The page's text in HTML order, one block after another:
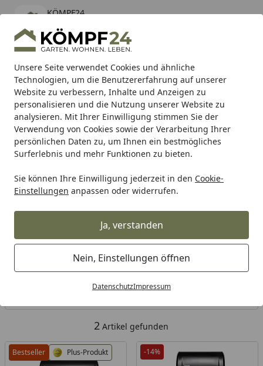
Unsere Seite verwendet Cookies und ähnliche
Technologien, um die Benutzererfahrung auf unserer
Website zu verbessern, Inhalte und Anzeigen zu
personalisieren und die Nutzung unserer Website zu
analysieren. Mit Ihrer Einwilligung stimmen Sie der
Verwendung von Cookies sowie der Verarbeitung Ihrer
persönlichen Daten zu, um Ihnen ein bestmögliches
Surferlebnis und mehr Funktionen zu bieten.
Sie können Ihre Einwilligung jederzeit in den Cookie-
Einstellungen anpassen oder widerrufen.
Ja, verstanden
Nein, Einstellungen öffnen
DatenschutzImpressum
KÖMPF24
kostenlos - Im App Store
Hotline
Alle Produkte
Mein Konto
Suchen
Karibu Pools inkl. gratis Sandfilteranlage & Pool-
Starterset (Gesamtwert bis 468,99€)
Startseite
Traeger Traeger Pelletgrill Traeger Timberline
Traeger Timberline
Ihre Artikelübersicht
Kategorien
2 Artikel gefunden
Bestseller Plus-Produkt -14%